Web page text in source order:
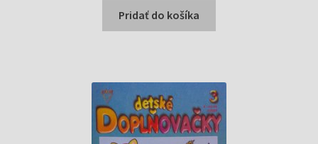
bola:
0,63 €.
je:
0,30 €.
Pridať do košíka